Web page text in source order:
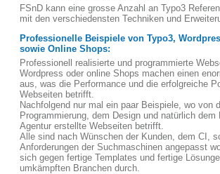
FSnD kann eine grosse Anzahl an Typo3
mit den verschiedensten Techniken und
Professionelle Beispiele von Typo3,
sowie Online Shops:
Professionell realisierte und programmierte
Wordpress oder online Shops machen einen
aus, was die Performance und die erfolgreiche
Webseiten betrifft.
Nachfolgend nur mal ein paar Beispiele, wo von
Programmierung, dem Design und natürlich dem
Agentur erstellte Webseiten betrifft.
Alle sind nach Wünschen der Kunden, dem CI,
Anforderungen der Suchmaschinen angepasst
sich gegen fertige Templates und fertige
umkämpften Branchen durch.